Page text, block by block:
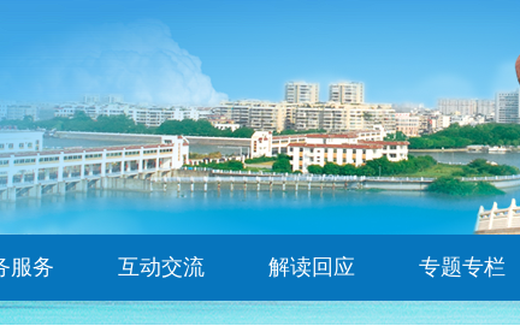
服务 互动交流 解读回应 专题专栏